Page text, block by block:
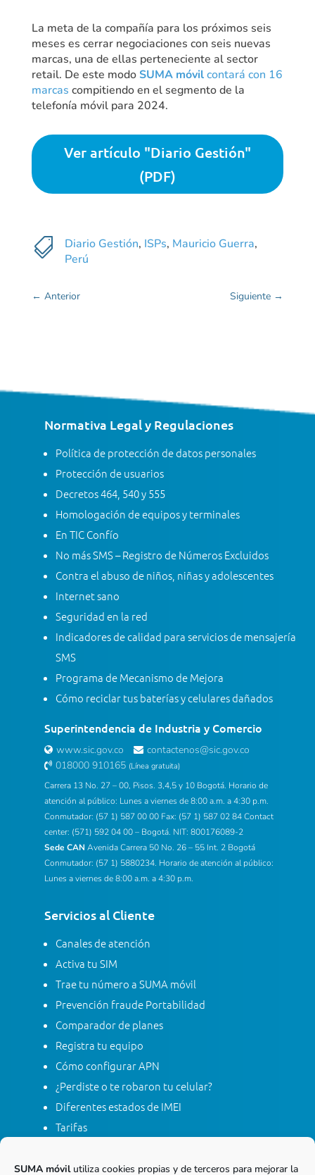
SUMA móvilutiliza cookies propias y de terceros para mejorar la
La meta de la compañía para los próximos seis
meses es cerrar negociaciones con seis nuevas
marcas, una de ellas perteneciente al sector
retail. De este modoSUMA móvilcontará con 16
marcas compitiendo en el segmento de la
telefonía móvil para 2024.
Ver artículo "Diario Gestión"
(PDF)
 Diario Gestión, ISPs, Mauricio Guerra,
Perú
← Anterior Siguiente →
Normativa Legal y Regulaciones
Política de protección de datos personales
Protección de usuarios
Decretos 464, 540 y 555
Homologación de equipos y terminales
En TIC Confío
No más SMS – Registro de Números Excluidos
Contra el abuso de niños, niñas y adolescentes
Internet sano
Seguridad en la red
Indicadores de calidad para servicios de mensajería
SMS
Programa de Mecanismo de Mejora
Cómo reciclar tus baterías y celulares dañados
Superintendencia de Industria y Comercio
www.sic.gov.co
contactenos@sic.gov.co
018000 910165 (Línea gratuita)
Carrera 13 No. 27 – 00, Pisos. 3,4,5 y 10 Bogotá. Horario de
atención al público: Lunes a viernes de 8:00 a.m. a 4:30 p.m.
Conmutador: (57 1) 587 00 00 Fax: (57 1) 587 02 84 Contact
center: (571) 592 04 00 – Bogotá. NIT: 800176089-2
Sede CAN Avenida Carrera 50 No. 26 – 55 Int. 2 Bogotá
Conmutador: (57 1) 5880234. Horario de atención al público:
Lunes a viernes de 8:00 a.m. a 4:30 p.m.
Servicios al Cliente
Canales de atención
Activa tu SIM
Trae tu número a SUMA móvil
Prevención fraude Portabilidad
Comparador de planes
Registra tu equipo
Cómo configurar APN
¿Perdiste o te robaron tu celular?
Diferentes estados de IMEI
Tarifas
Apagón red móvil 2G